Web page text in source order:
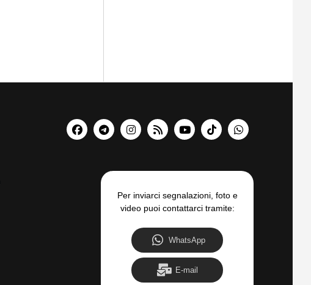
Per inviarci segnalazioni, foto e
video puoi contattarci tramite:
WhatsApp
E-mail